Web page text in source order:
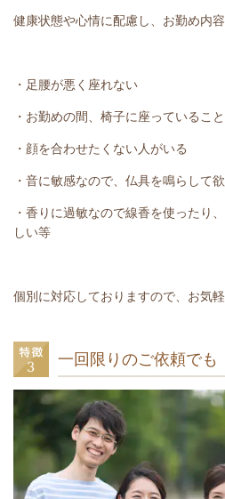
健康状態や心情に配慮し、お勤め内容
・足腰が悪く座れない
・お勤めの間、椅子に座っているこ
・顔を合わせたくない人がいる
・音に敏感なので、仏具を鳴らして
・香りに過敏なので線香を使ったり
しい等
個別に対応しておりますので、お気
一回限りのご依頼でも